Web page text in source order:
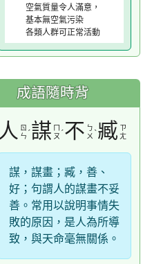
空氣質量令人滿意，
基本無空氣污染
各類人群可正常活動
成語隨時背
人
ㄖ
ㄣ ˊ謀 ㄇ
ㄡ ˊ不 ㄅ
ㄨ ˋ臧 ㄗ
ㄤ
謀，謀畫；臧，善、
好；句謂人的謀畫不妥
善。常用以說明事情失
敗的原因，是人為所導
致，與天命毫無關係。